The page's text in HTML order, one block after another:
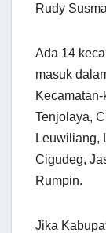
Rudy
Ada 14
masuk
Tenjolaya,
Leuwiliang,
Cigudeg,
Rumpin.
Jika